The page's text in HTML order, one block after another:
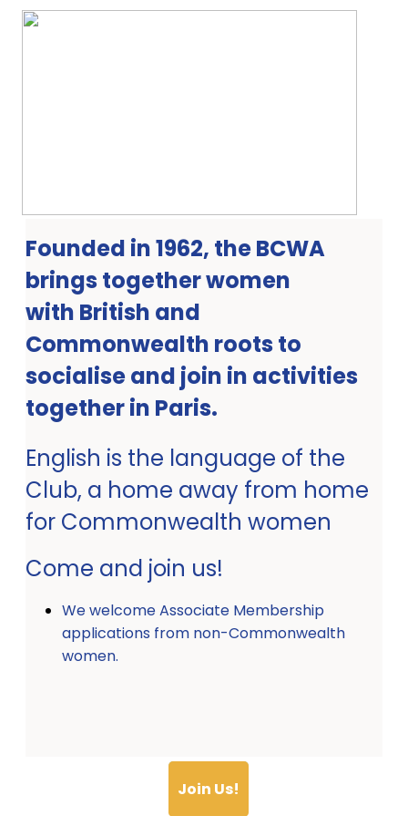
Founded in 1962, the BCWA
brings together women
with British and
Commonwealth roots to
socialise and join in activities
together in Paris.
English is the language of the
Club, a home away from home
for Commonwealth women
Come and join us!
We welcome Associate Membership
applications from non-Commonwealth
women.
Join Us!